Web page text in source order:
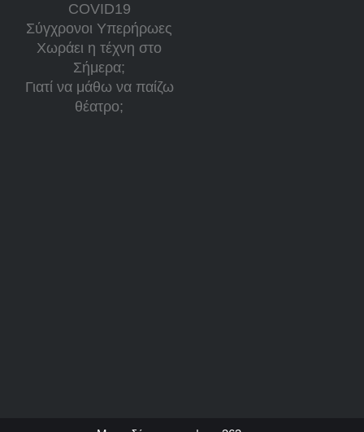
COVID19
Σύγχρονοι Υπερήρωες
Χωράει η τέχνη στο
Σήμερα;
Γιατί να μάθω να παίζω
θέατρο;